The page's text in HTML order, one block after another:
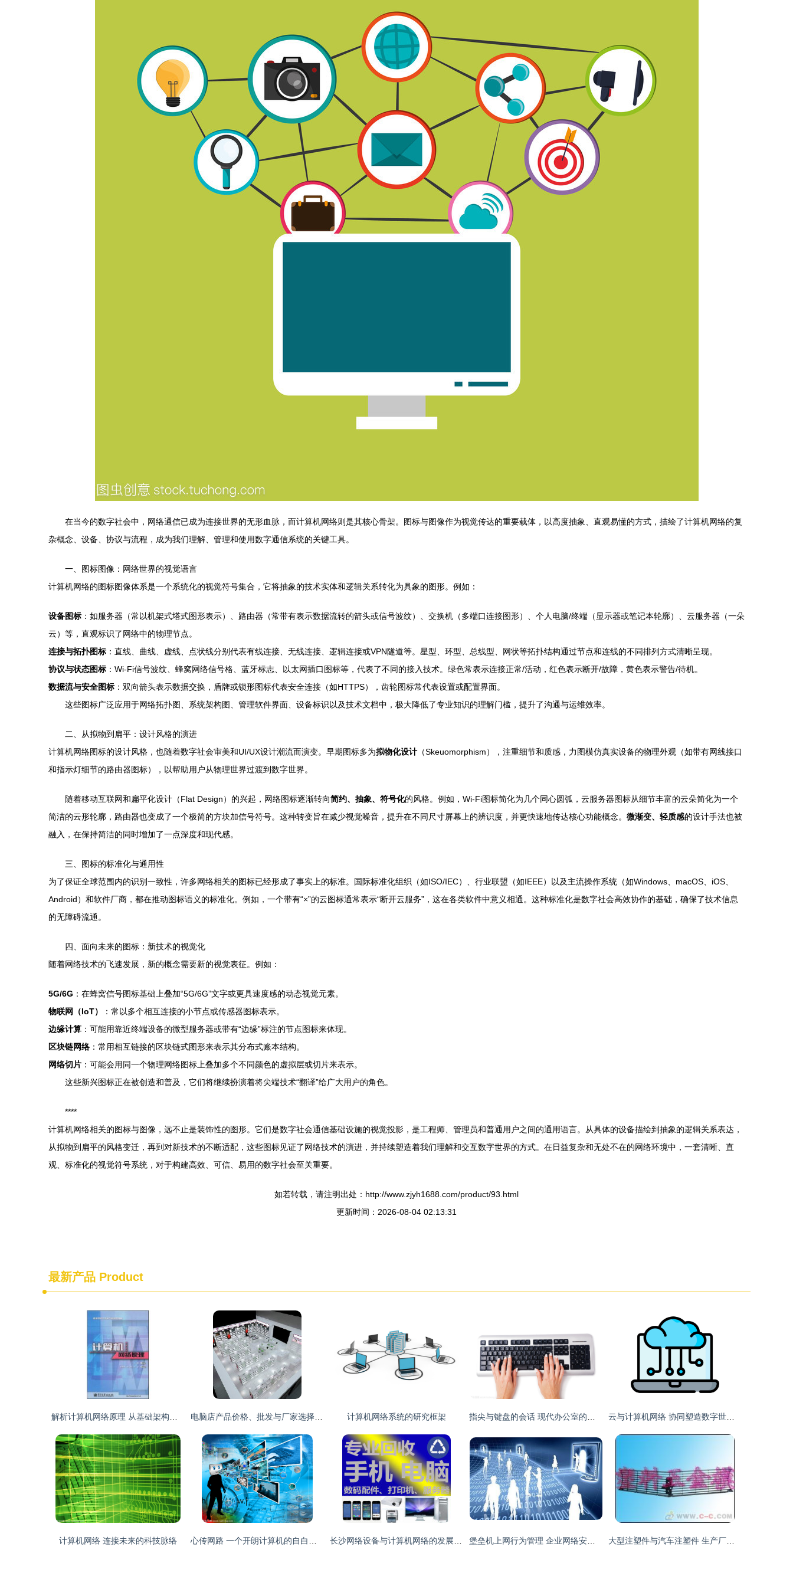
在当今的数字社会中，网络通信已成为连接世界的无形血脉，而计算机网络则是其核心骨架。图标与图像作为视觉传达的重要载体，以高度抽象、直观易懂的方式，描绘了计算机网络的复
杂概念、设备、协议与流程，成为我们理解、管理和使用数字通信系统的关键工具。
一、图标图像：网络世界的视觉语言
计算机网络的图标图像体系是一个系统化的视觉符号集合，它将抽象的技术实体和逻辑关系转化为具象的图形。例如：
设备图标 ：如服务器（常以机架式塔式图形表示）、路由器（常带有表示数据流转的箭头或信号波纹）、交换机（多端口连接图形）、个人电脑/终端（显示器或笔记本轮廓）、云服务器（一朵
云）等，直观标识了网络中的物理节点。
连接与拓扑图标 ：直线、曲线、虚线、点状线分别代表有线连接、无线连接、逻辑连接或VPN隧道等。星型、环型、总线型、网状等拓扑结构通过节点和连线的不同排列方式清晰呈现。
协议与状态图标 ：Wi-Fi信号波纹、蜂窝网络信号格、蓝牙标志、以太网插口图标等，代表了不同的接入技术。绿色常表示连接正常/活动，红色表示断开/故障，黄色表示警告/待机。
数据流与安全图标 ：双向箭头表示数据交换，盾牌或锁形图标代表安全连接（如HTTPS），齿轮图标常代表设置或配置界面。
这些图标广泛应用于网络拓扑图、系统架构图、管理软件界面、设备标识以及技术文档中，极大降低了专业知识的理解门槛，提升了沟通与运维效率。
二、从拟物到扁平：设计风格的演进
计算机网络图标的设计风格，也随着数字社会审美和UI/UX设计潮流而演变。早期图标多为拟物化设计 （Skeuomorphism），注重细节和质感，力图模仿真实设备的物理外观（如带有网线接口
和指示灯细节的路由器图标），以帮助用户从物理世界过渡到数字世界。
随着移动互联网和扁平化设计（Flat Design）的兴起，网络图标逐渐转向简约、抽象、符号化的风格。例如，Wi-Fi图标简化为几个同心圆弧，云服务器图标从细节丰富的云朵简化为一个
简洁的云形轮廓，路由器也变成了一个极简的方块加信号符号。这种转变旨在减少视觉噪音，提升在不同尺寸屏幕上的辨识度，并更快速地传达核心功能概念。 微渐变、轻质感的设计手法也被
融入，在保持简洁的同时增加了一点深度和现代感。
三、图标的标准化与通用性
为了保证全球范围内的识别一致性，许多网络相关的图标已经形成了事实上的标准。国际标准化组织（如ISO/IEC）、行业联盟（如IEEE）以及主流操作系统（如Windows、macOS、iOS、
Android）和软件厂商，都在推动图标语义的标准化。例如，一个带有“×”的云图标通常表示“断开云服务”，这在各类软件中意义相通。这种标准化是数字社会高效协作的基础，确保了技术信息
的无障碍流通。
四、面向未来的图标：新技术的视觉化
随着网络技术的飞速发展，新的概念需要新的视觉表征。例如：
5G/6G ：在蜂窝信号图标基础上叠加“5G/6G”文字或更具速度感的动态视觉元素。
物联网（IoT）
：常以多个相互连接的小节点或传感器图标表示。
边缘计算 ：可能用靠近终端设备的微型服务器或带有“边缘”标注的节点图标来体现。
区块链网络 ：常用相互链接的区块链式图形来表示其分布式账本结构。
网络切片 ：可能会用同一个物理网络图标上叠加多个不同颜色的虚拟层或切片来表示。
这些新兴图标正在被创造和普及，它们将继续扮演着将尖端技术“翻译”给广大用户的角色。
****
计算机网络相关的图标与图像，远不止是装饰性的图形。它们是数字社会通信基础设施的视觉投影，是工程师、管理员和普通用户之间的通用语言。从具体的设备描绘到抽象的逻辑关系表达，
从拟物到扁平的风格变迁，再到对新技术的不断适配，这些图标见证了网络技术的演进，并持续塑造着我们理解和交互数字世界的方式。在日益复杂和无处不在的网络环境中，一套清晰、直
观、标准化的视觉符号系统，对于构建高效、可信、易用的数字社会至关重要。
如若转载，请注明出处：http://www.zjyh1688.com/product/93.html
更新时间：2026-08-04 02:13:31
最新产品 Product
计算机网络系统的研究框架
计算机网络 连接未来的科技脉络